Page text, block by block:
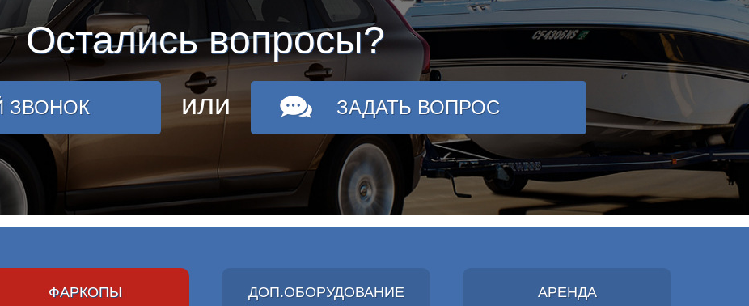
Остались вопросы?
ЗВОНОК или ЗАДАТЬ ВОПРОС
ФАРКОПЫ ДОП.ОБОРУДОВАНИЕ АРЕНДА